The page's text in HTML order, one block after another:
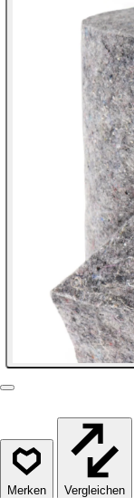
Vergleichen